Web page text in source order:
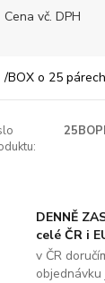
Cena vč. DPH
/BOX o 25 párech
DENNĚ
celé ČR i
v ČR
objednávku